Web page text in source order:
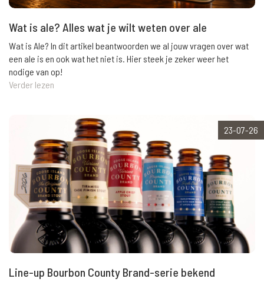
Wat is ale? Alles wat je wilt weten over ale
Wat is Ale? In dit artikel beantwoorden we al jouw vragen over wat
een ale is en ook wat het niet is. Hier steek je zeker weer het
nodige van op!
Verder lezen
23-07-26
Line-up Bourbon County Brand-serie bekend